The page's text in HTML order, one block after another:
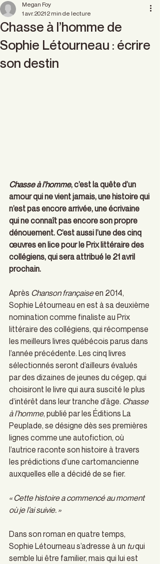
Chasse à l’homme de
Sophie Létourneau : écrire
son destin
Megan Foy
1 avr. 2021 2 min de lecture
Chasse à l’homme, c’est la quête d’un
amour qui ne vient jamais, une histoire qui
n’est pas encore arrivée, une écrivaine
qui ne connaît pas encore son propre
dénouement. C’est aussi l’une des cinq
œuvres en lice pour le Prix littéraire des
collégiens, qui sera attribué le 21 avril
prochain.
Après Chanson française en 2014,
Sophie Létourneau en est à sa deuxième
nomination comme finaliste au Prix
littéraire des collégiens, qui récompense
les meilleurs livres québécois parus dans
l’année précédente. Les cinq livres
sélectionnés seront d’ailleurs évalués
par des dizaines de jeunes du cégep, qui
choisiront le livre qui aura suscité le plus
d’intérêt dans leur tranche d’âge. Chasse
à l’homme, publié par les Éditions La
Peuplade, se désigne dès ses premières
lignes comme une autofiction, où
l’autrice raconte son histoire à travers
les prédictions d’une cartomancienne
auxquelles elle a décidé de se fier.
« Cette histoire a commencé au moment
où je l’ai suivie. »
Dans son roman en quatre temps,
Sophie Létourneau s’adresse à un tu qui
semble lui être familier, mais qui lui est